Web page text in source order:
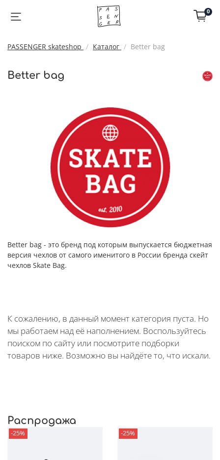
0
PASSENGER skateshop Каталог Better bag
Better bag
Better bag - это бренд под которым выпускается бюджетная
версия чехлов от самого именитого в России бренда скейт
чехлов Skate Bag.
К сожалению, в данный момент категория пуста. Но
мы работаем над её наполнением. Воспользуйтесь
поиском по сайту или посмотрите подборки
товаров ниже. Возможно вы найдёте то, что искали.
Распродажа
-25% -25%